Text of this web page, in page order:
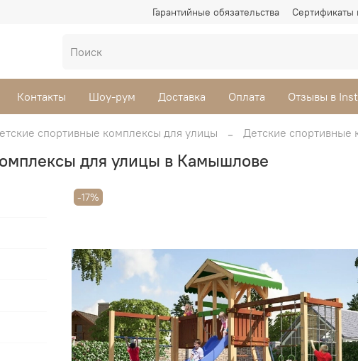
Гарантийные обязательства Сертификаты
Контакты Шоу-рум Доставка Оплата Отзывы в
спортивные комплексы для улицы Детские
для улицы в Камышлове
-17%